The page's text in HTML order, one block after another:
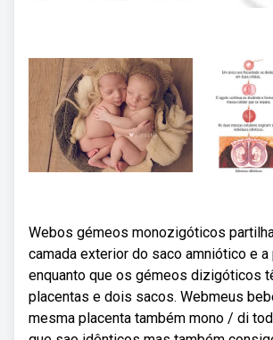
Webos gémeos monozigóticos
camada exterior do saco amniótico e a
enquanto que os gémeos dizigóticos
placentas e dois sacos. Webmeus
mesma placenta também mono / di